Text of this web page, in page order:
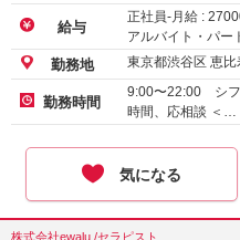
給与
正社員-月給 :
アルバイト・パー
勤務地 東京都渋谷区 恵比
勤務時間
9:00〜22:00 シフ
時間、応相談 ＜…
気になる
株式会社ewalu /セラピスト